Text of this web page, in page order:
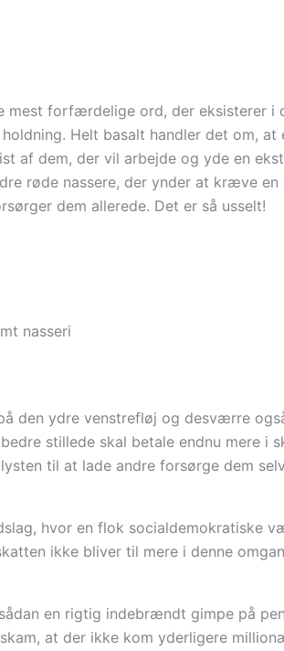
mest forfærdelige ord, der eksisterer i
Helt basalt handler det om,
af dem, der vil arbejde og yde en
røde nassere, der ynder at kræve en
dem allerede. Det er så usselt!
nasseri
den ydre venstrefløj og desværre
stillede skal betale endnu mere i
til at lade andre forsørge dem
hvor en flok socialdemokratiske
ikke bliver til mere i denne
en rigtig indebrændt gimpe på
at der ikke kom yderligere